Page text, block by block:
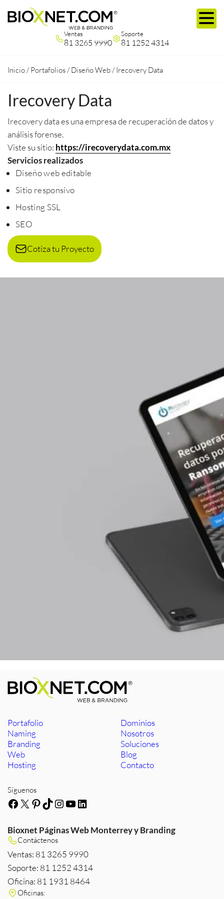
Ventas
81 3265 9990
Soporte
81 1252 4314
Inicio /Portafolios /Diseño Web /Irecovery Data
Irecovery Data
Irecovery data es una empresa de recuperación de datos y
análisis forense.
Viste su sitio: https://irecoverydata.com.mx
Servicios realizados
Diseño web editable
Sitio responsivo
Hosting SSL
SEO
Cotiza tu Proyecto
Portafolio
Naming
Branding
Web
Hosting
Dominios
Nosotros
Soluciones
Blog
Contacto
Síguenos
Facebook
X Pinterest
TikTok
Instagram
YouTube
LinkedIn
Bioxnet Páginas Web Monterrey y Branding
Contáctenos
Ventas: 81 3265 9990
Soporte: 81 1252 4314
Oficina: 81 1931 8464
Oficinas: